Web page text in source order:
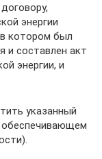
энергии
котором был
и составлен акт
энергии, и
указанный
обеспечивающем